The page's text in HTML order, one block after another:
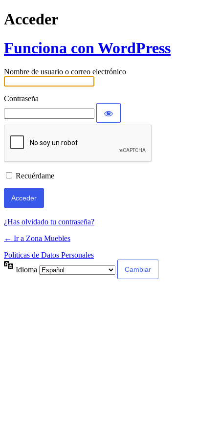
Acceder
Funciona con WordPress
Nombre de usuario o correo electrónico
Contraseña
Recuérdame
¿Has olvidado tu contraseña?
← Ir a Zona Muebles
Politicas de Datos Personales
Idioma